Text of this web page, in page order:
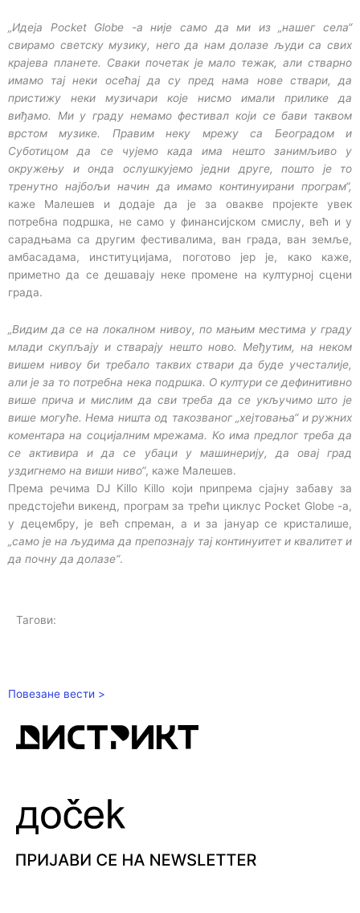
„Идеја Pocket Globe -а није само да ми из „нашег села“
свирамо светску музику, него да нам долазе људи са свих
крајева планете. Сваки почетак је мало тежак, али стварно
имамо тај неки осећај да су пред нама нове ствари, да
пристижу неки музичари које нисмо имали прилике да
виђамо. Ми у граду немамо фестивал који се бави таквом
врстом музике. Правим неку мрежу са Београдом и
Суботицом да се чујемо када има нешто занимљиво у
окружењу и онда ослушкујемо једни друге, пошто је то
тренутно најбољи начин да имамо континуирани програм“,
каже Малешев и додаје да је за овакве пројекте увек
потребна подршка, не само у финансијском смислу, већ и у
сарадњама са другим фестивалима, ван града, ван земље,
амбасадама, институцијама, поготово јер је, како каже,
приметно да се дешавају неке промене на културној сцени
града.
„Видим да се на локалном нивоу, по мањим местима у граду
млади скупљају и стварају нешто ново. Међутим, на неком
вишем нивоу би требало таквих ствари да буде учесталије,
али је за то потребна нека подршка. О култури се дефинитивно
више прича и мислим да сви треба да се укључимо што је
више могуће. Нема ништа од такозваног „хејтовања“ и ружних
коментара на социјалним мрежама. Ко има предлог треба да
се активира и да се убаци у машинерију, да овај град
уздигнемо на виши ниво“, каже Малешев.
Према речима DJ Killo Killo који припрема сјајну забаву за
предстојећи викенд, програм за трећи циклус Pocket Globe -а,
у децембру, је већ спреман, а и за јануар се кристалише,
„само је на људима да препознају тај континуитет и квалитет и
да почну да долазе“.
Тагови:
Повезане вести >
F I
Y